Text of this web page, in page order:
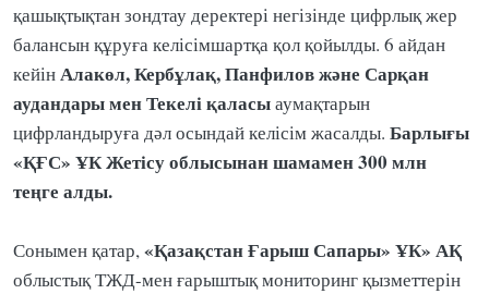
қашықтықтан зондтау деректері негізінде цифрлық жер
балансын құруға келісімшартқа қол қойылды. 6 айдан
кейінАлакөл, Кербұлақ, Панфилов және Сарқан
аудандары мен Текелі қаласыаумақтарын
цифрландыруға дәл осындай келісім жасалды. Барлығы
«ҚҒС» ҰК Жетісу облысынан шамамен 300 млн
теңге алды.
Сонымен қатар, «Қазақстан Ғарыш Сапары» ҰК» АҚ
облыстық ТЖД-мен ғарыштық мониторинг қызметтерін